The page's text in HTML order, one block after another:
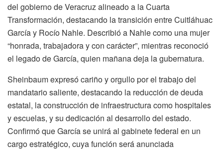
del gobierno de Veracruz alineado a la Cuarta
Transformación, destacando la transición entre Cuitláhuac
García y Rocío Nahle. Describió a Nahle como una mujer
“honrada, trabajadora y con carácter”, mientras reconoció
el legado de García, quien mañana deja la gubernatura.
Sheinbaum expresó cariño y orgullo por el trabajo del
mandatario saliente, destacando la reducción de deuda
estatal, la construcción de infraestructura como hospitales
y escuelas, y su dedicación al desarrollo del estado.
Confirmó que García se unirá al gabinete federal en un
cargo estratégico, cuya función será anunciada